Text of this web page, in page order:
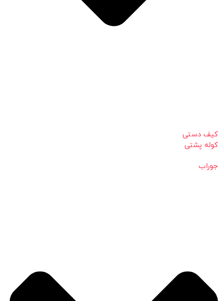
کیف دستی
کوله پشتی
جوراب